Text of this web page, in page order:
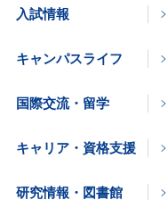
入試情報
キャンパスライフ
国際交流・留学
キャリア・資格支援
研究情報・図書館
びたい方